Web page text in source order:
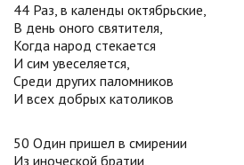
44 Раз, в календы октябрьские,
В день оного святителя,
Когда народ стекается
И сим увеселяется,
Среди других паломников
И всех добрых католиков
50 Один пришел в смирении
Из иноческой братии,